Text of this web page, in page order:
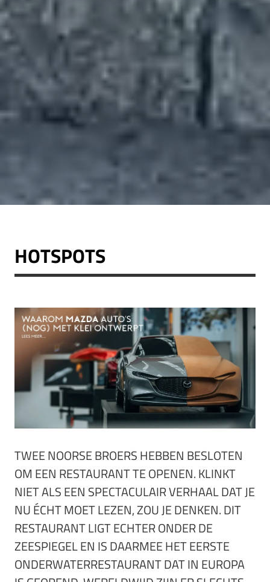
HOTSPOTS
TWEE NOORSE BROERS HEBBEN BESLOTEN
OM EEN RESTAURANT TE OPENEN. KLINKT
NIET ALS EEN SPECTACULAIR VERHAAL DAT JE
NU ÉCHT MOET LEZEN, ZOU JE DENKEN. DIT
RESTAURANT LIGT ECHTER ONDER DE
ZEESPIEGEL EN IS DAARMEE HET EERSTE
ONDERWATERRESTAURANT DAT IN EUROPA